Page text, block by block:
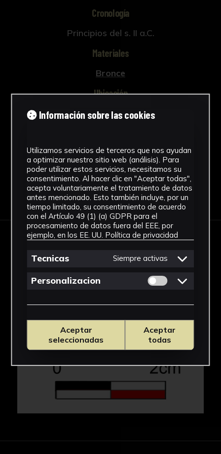
Cronología
Principios del s. II a.C.
Materiales
Bronce
Ubicación
Laboratorio de Investigación
Descargar Ficha
Información sobre las cookies
Utilizamos servicios de terceros que nos ayudan
a optimizar nuestro sitio web (análisis). Para
poder utilizar estos servicios, necesitamos su
consentimiento. Al hacer clic en "Aceptar todas",
acepta voluntariamente el tratamiento de datos
antes mencionado. Esto también incluye, por un
tiempo limitado, su consentimiento de acuerdo
con el Artículo 49 (1) (a) GDPR para el
procesamiento de datos fuera del EEE, por
ejemplo, en los EE. UU. Política de privacidad
Tecnicas Siempre activas
Personalizacion Permitir cookies
Aceptar
seleccionadas
Aceptar
todas